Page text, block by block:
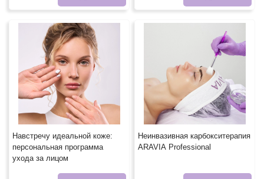
Навстречу идеальной коже:
персональная программа
ухода за лицом
Неинвазивная карбокситерапия
ARAVIA Professional